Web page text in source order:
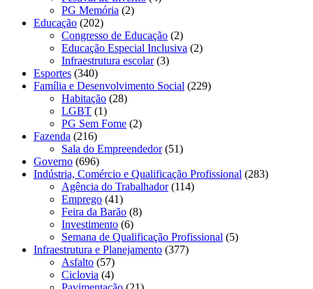
PG Memória (2)
Educação (202)
Congresso de Educação (2)
Educação Especial Inclusiva (2)
Infraestrutura escolar(3)
Esportes (340)
Família e Desenvolvimento Social (229)
Habitação (28)
LGBT (1)
PG Sem Fome (2)
Fazenda (216)
Sala do Empreendedor(51)
Governo (696)
Indústria, Comércio e Qualificação Profissional (283)
Agência do Trabalhador(114)
Emprego (41)
Feira da Barão (8)
Investimento (6)
Semana de Qualificação Profissional (5)
Infraestrutura e Planejamento (377)
Asfalto (57)
Ciclovia (4)